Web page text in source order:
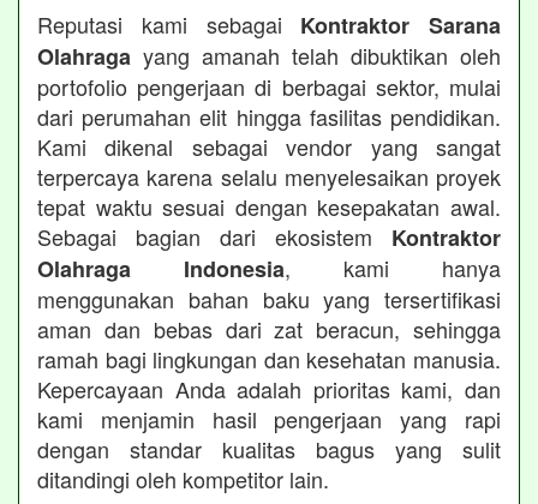
Reputasi kami sebagai Kontraktor Sarana
Olahraga yang amanah telah dibuktikan oleh
portofolio pengerjaan di berbagai sektor, mulai
dari perumahan elit hingga fasilitas pendidikan.
Kami dikenal sebagai vendor yang sangat
terpercaya karena selalu menyelesaikan proyek
tepat waktu sesuai dengan kesepakatan awal.
Sebagai bagian dari ekosistem Kontraktor
Olahraga Indonesia, kami hanya
menggunakan bahan baku yang tersertifikasi
aman dan bebas dari zat beracun, sehingga
ramah bagi lingkungan dan kesehatan manusia.
Kepercayaan Anda adalah prioritas kami, dan
kami menjamin hasil pengerjaan yang rapi
dengan standar kualitas bagus yang sulit
ditandingi oleh kompetitor lain.